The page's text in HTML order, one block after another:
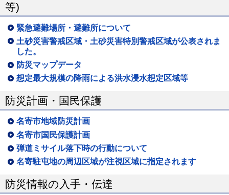
等)
緊急避難場所・避難所について
土砂災害警戒区域・土砂災害特別警戒区域が公表されま
した。
防災マップデータ
想定最大規模の降雨による洪水浸水想定区域等
防災計画・国民保護
名寄市地域防災計画
名寄市国民保護計画
弾道ミサイル落下時の行動について
名寄駐屯地の周辺区域が注視区域に指定されます
防災情報の入手・伝達